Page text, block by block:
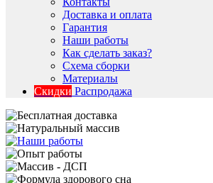
Доставка и оплата
Гарантия
Наши работы
Как сделать заказ?
Схема сборки
Материалы
Скидки Распродажа